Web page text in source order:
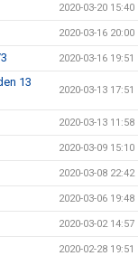
2020-03-20 15:40
2020-03-16 20:00
2020-03-16 19:51
13
2020-03-13 17:51
2020-03-13 11:58
2020-03-09 15:10
2020-03-08 22:42
2020-03-06 19:48
2020-03-02 14:57
2020-02-28 19:51